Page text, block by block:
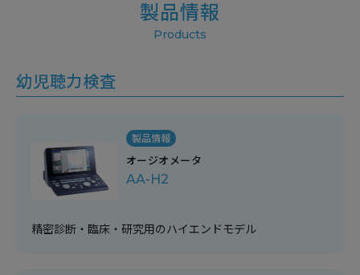
製品情報
幼児聴力検査
製品情報
オージオメータ
AA-H2
精密診断・臨床・研究用のハイエンドモデル